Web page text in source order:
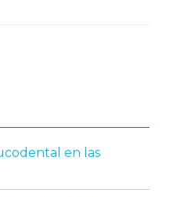
en las